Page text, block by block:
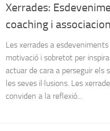
Xerrades:
coaching i
Les xerrades a
motivació i sobretot per
actuar de cara a perseguir els
les seves il·lusions. Les
conviden a la reflexió...